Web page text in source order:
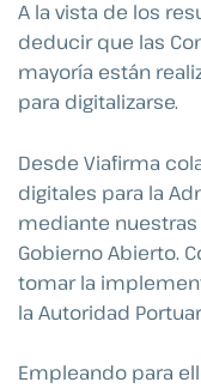
A la vista de los
deducir que las
mayoría están
para digitalizarse.
Desde Viafirma
digitales para la
mediante nuestras
Gobierno Abierto.
tomar la
la Autoridad
Empleando para